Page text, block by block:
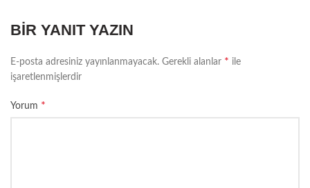
BIR YANIT YAZIN
E-posta adresiniz yayınlanmayacak. Gerekli alanlar * ile
işaretlenmişlerdir
Yorum *